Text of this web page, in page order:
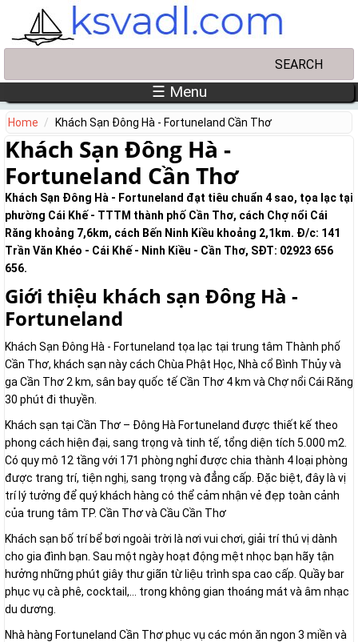
Skip to main content
☰ Menu
Home Khách Sạn Đông Hà - Fortuneland Cần Thơ
Khách Sạn Đông Hà -
Fortuneland Cần Thơ
Khách Sạn Đông Hà - Fortuneland đạt tiêu chuẩn 4 sao, tọa lạc tại
phường Cái Khế - TTTM thành phố Cần Thơ, cách Chợ nổi Cái
Răng khoảng 7,6km, cách Bến Ninh Kiều khoảng 2,1km. Đ/c: 141
Trần Văn Khéo - Cái Khế - Ninh Kiều - Cần Thơ, SĐT: 02923 656
656.
Giới thiệu khách sạn Đông Hà -
Fortuneland
Khách Sạn Đông Hà - Fortuneland tọa lạc tại trung tâm Thành phố
Cần Thơ, khách sạn này cách Chùa Phật Học, Nhà cổ Bình Thủy và
ga Cần Thơ 2 km, sân bay quốc tế Cần Thơ 4 km và Chợ nổi Cái Răng
30 phút đi thuyền.
Khách sạn tại Cần Thơ – Đông Hà Fortuneland được thiết kế theo
phong cách hiện đại, sang trọng và tinh tế, tổng diện tích 5.000 m2.
Có quy mô 12 tầng với 171 phòng nghỉ được chia thành 4 loại phòng
được trang trí, tiện nghị, sang trọng và đẳng cấp. Đặc biệt, đây là vị
trí lý tưởng để quý khách hàng có thể cảm nhận vẻ đẹp toàn cảnh
của trung tâm TP. Cần Thơ và Cầu Cần Thơ
Khách sạn bố trí bể bơi ngoài trời là nơi vui chơi, giải trí thú vị dành
cho gia đình bạn. Sau một ngày hoạt động mệt nhọc bạn hãy tận
hưởng những phút giây thư giãn từ liệu trình spa cao cấp. Quầy bar
phục vụ cà phê, cocktail,... trong không gian thoáng mát và âm nhạc
du dương.
Nhà hàng Fortuneland Cần Thơ phục vụ các món ăn ngon 3 miền và